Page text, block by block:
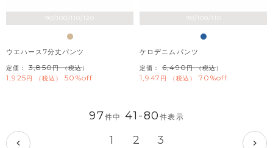
ウエハース7分丈パンツ
定価： 3,850 （税込）
1,925 税込 50%off
ケロデニムパンツ
定価： 6,490 （税込）
1,947 税込 70%off
97件中 41 -80件表示
1 2 3